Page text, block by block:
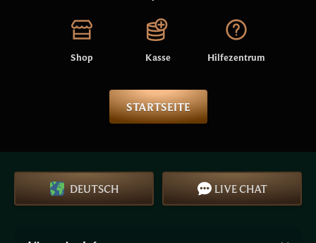
Shop Kasse Hilfezentrum
STARTSEITE
DEUTSCH LIVE CHAT